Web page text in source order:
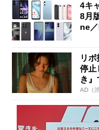
4キ
8月
ne
リ
停止
き』
AD（